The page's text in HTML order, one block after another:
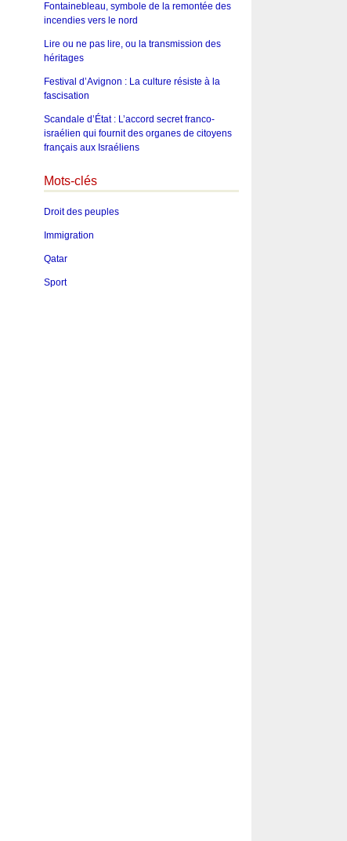
Fontainebleau, symbole de la remontée des
incendies vers le nord
Lire ou ne pas lire, ou la transmission des
héritages
Festival d’Avignon : La culture résiste à la
fascisation
Scandale d’État : L’accord secret franco-
israélien qui fournit des organes de citoyens
français aux Israéliens
Mots-clés
Droit des peuples
Immigration
Qatar
Sport